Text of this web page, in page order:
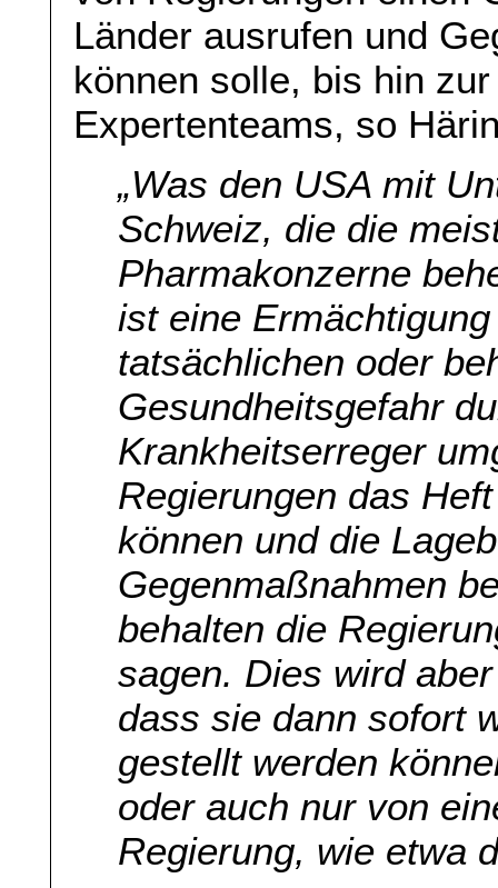
Länder ausrufen und
können solle, bis hin
Expertenteams, so
„Was den USA mit
Schweiz, die die
Pharmakonzerne
ist eine
tatsächlichen oder
Gesundheitsgefahr
Krankheitserreger
Regierungen das
können und die
Gegenmaßnahmen
behalten die
sagen. Dies wird
dass sie dann sofort
gestellt werden
oder auch nur von
Regierung, wie etwa